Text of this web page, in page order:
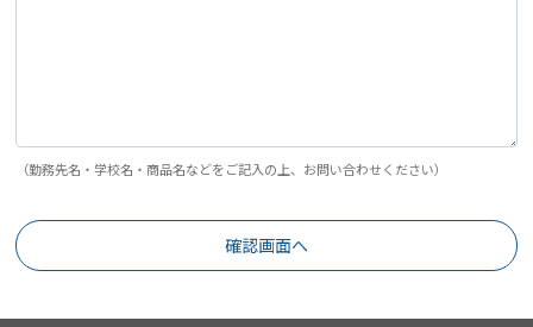
（勤務先名・学校名・商品名などをご記入の上、お問い合わせください）